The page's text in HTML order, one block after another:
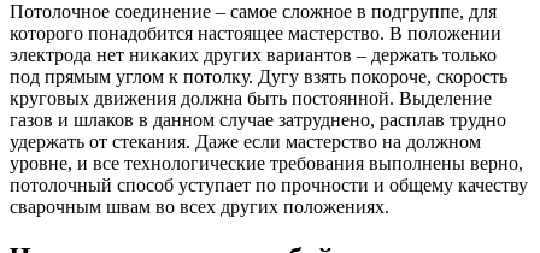
Потолочное соединение – самое сложное в подгруппе, для
которого понадобится настоящее мастерство. В положении
электрода нет никаких других вариантов – держать только
под прямым углом к потолку. Дугу взять покороче, скорость
круговых движения должна быть постоянной. Выделение
газов и шлаков в данном случае затруднено, расплав трудно
удержать от стекания. Даже если мастерство на должном
уровне, и все технологические требования выполнены верно,
потолочный способ уступает по прочности и общему качеству
сварочным швам во всех других положениях.